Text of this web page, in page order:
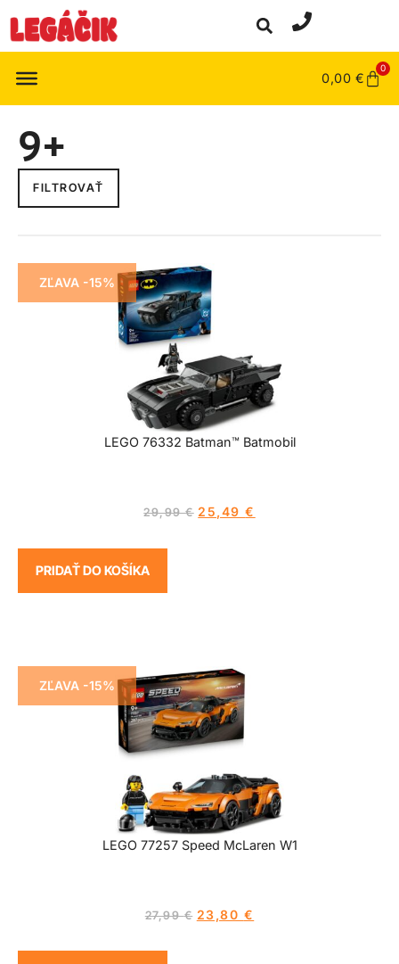
0,00 €
0
9+
FILTROVAŤ
ZĽAVA -15%
LEGO 76332 Batman™ Batmobil
29,99€ 25,49€
PRIDAŤ DO KOŠÍKA
ZĽAVA -15%
LEGO 77257 Speed McLaren W1
27,99€ 23,80 €